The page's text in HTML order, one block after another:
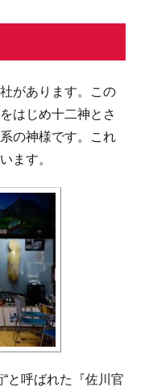
があります。この
はじめ十二神とさ
の神様です。これ
ます。
と呼ばれた『佐川官